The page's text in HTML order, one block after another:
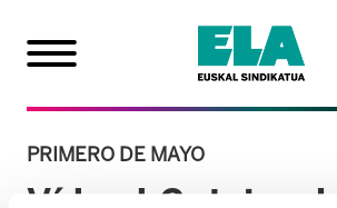
PRIMERO DE MAYO